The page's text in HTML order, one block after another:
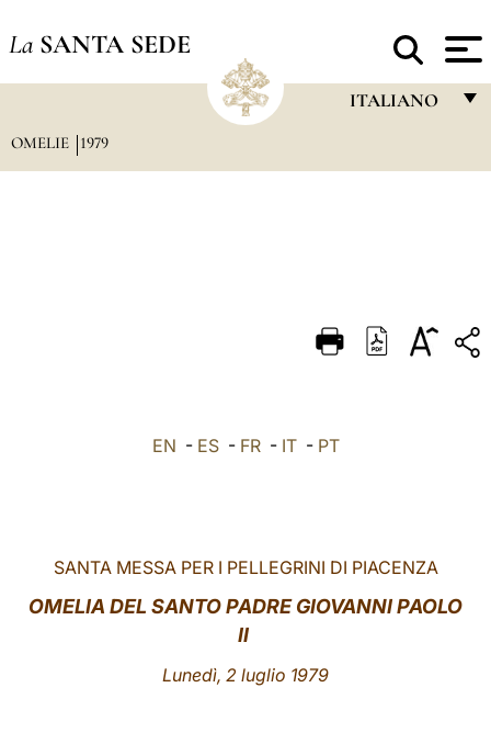
La SANTA SEDE
ITALIANO
DEUTSCH
OMELIE 1979
EN - ES- FR- IT- PT
SANTA MESSA PER I PELLEGRINI DI PIACENZA
OMELIA DEL SANTO PADRE GIOVANNI PAOLO
II
Lunedì, 2 luglio 1979